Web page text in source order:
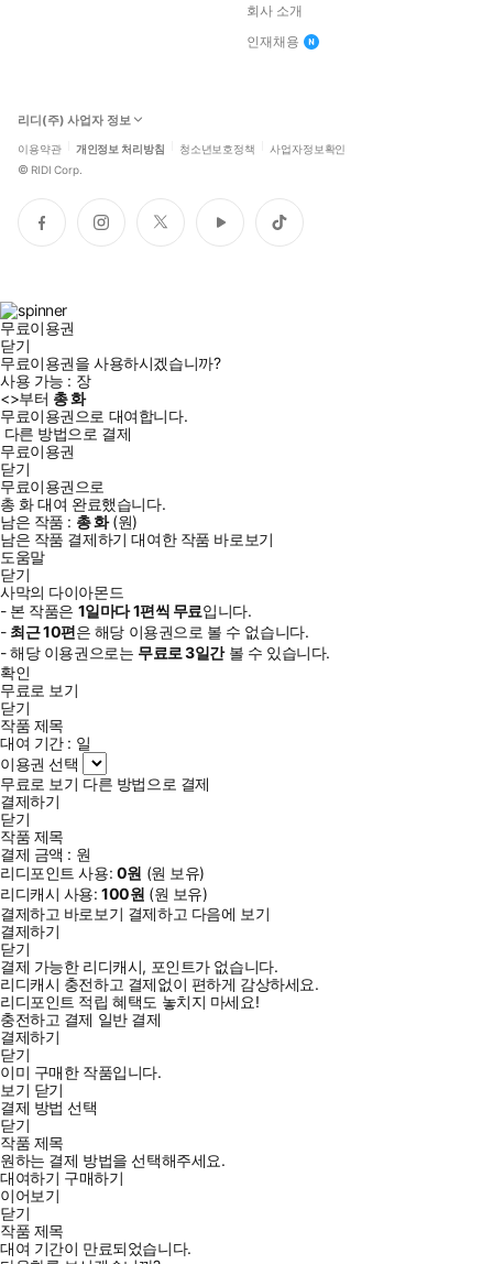
회사 소개
인재채용
리디(주) 사업자 정보
이용약관 개인정보 처리방침 청소년보호정책 사업자정보확인
© RIDI Corp.
페
이
인
스
트
위
유
튜
틱
톡
무료이용권
닫기
무료이용권을 사용하시겠습니까?
사용 가능 : 장
<>부터 총화
무료이용권으로 대여합니다.
다른 방법으로 결제
무료이용권
닫기
무료이용권으로
총 화대여 완료했습니다.
남은 작품 : 총화(원)
남은 작품 결제하기 대여한 작품 바로보기
도움말
닫기
사막의 다이아몬드
- 본 작품은 1일마다1편씩 무료입니다.
- 최근10편은 해당 이용권으로 볼 수 없습니다.
- 해당 이용권으로는 무료로3일간볼 수 있습니다.
확인
무료로 보기
닫기
작품 제목
대여 기간 : 일
이용권 선택
무료로 보기 다른 방법으로 결제
결제하기
닫기
작품 제목
결제 금액 : 원
리디포인트 사용: 0원 (원 보유)
리디캐시 사용:100원 (원 보유)
결제하고 바로보기 결제하고 다음에 보기
결제하기
닫기
결제 가능한 리디캐시, 포인트가 없습니다.
리디캐시 충전하고 결제없이 편하게 감상하세요.
리디포인트 적립 혜택도 놓치지 마세요!
충전하고 결제 일반 결제
결제하기
닫기
이미 구매한 작품입니다.
보기 닫기
결제 방법 선택
닫기
작품 제목
원하는 결제 방법을 선택해주세요.
대여하기 구매하기
이어보기
닫기
작품 제목
대여 기간이 만료되었습니다.